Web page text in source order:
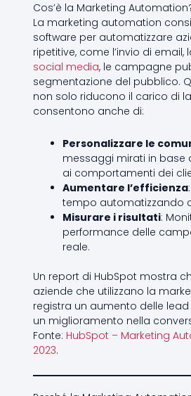
Cos’è la Marketing
La marketing automation
software per automatizzare
ripetitive, come l’invio di email,
social media, le campagne
segmentazione del pubblico.
non solo riducono il carico di
consentono anche di:
Personalizzare le
messaggi mirati in base
ai comportamenti dei
Aumentare l’efficienza
tempo automatizzando
Misurare i risultati:
performance delle
reale.
Un report di HubSpot mostra
aziende che utilizzano la
registra un aumento delle lead
un miglioramento nella
Fonte: HubSpot – Marketing
2023.